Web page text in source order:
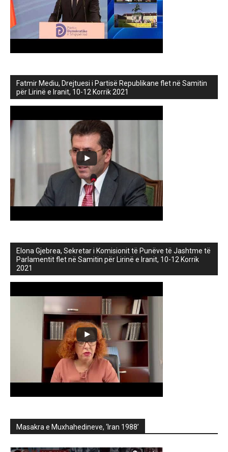
Fatmir Mediu, Drejtuesi i Partisë Republikane flet në Samitin
për Lirinë e Iranit, 10-12 Korrik 2021
Elona Gjebrea, Sekretar i Komisionit të Punëve të Jashtme të
Parlamentit flet në Samitin për Lirinë e Iranit, 10-12 Korrik
2021
Masakra e Muxhahedineve, ‘Iran 1988’